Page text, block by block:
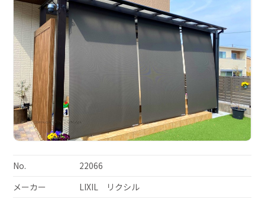
No.
22066
メーカー
LIXIL リクシル